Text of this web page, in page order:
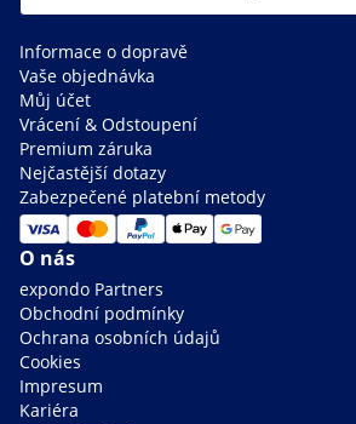
Informace o dopravě
Vaše objednávka
Můj účet
Vrácení & Odstoupení
Premium záruka
Nejčastější dotazy
Zabezpečené platební metody
O nás
expondo Partners
Obchodní podmínky
Ochrana osobních údajů
Cookies
Impresum
Kariéra